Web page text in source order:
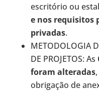
escritório ou
e nos requisitos
privadas.
METODOLOGIA
DE PROJETOS: As
foram alteradas
obrigação de